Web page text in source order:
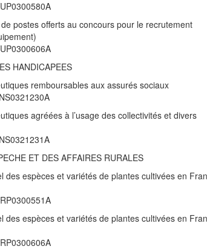
postes offerts au concours pour le recrutement
HANDICAPEES
remboursables aux assurés sociaux
agréées à l’usage des collectivités et divers
ET DES AFFAIRES RURALES
espèces et variétés de plantes cultivées en
espèces et variétés de plantes cultivées en